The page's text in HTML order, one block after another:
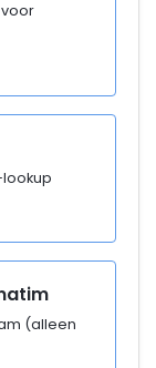
(alleen